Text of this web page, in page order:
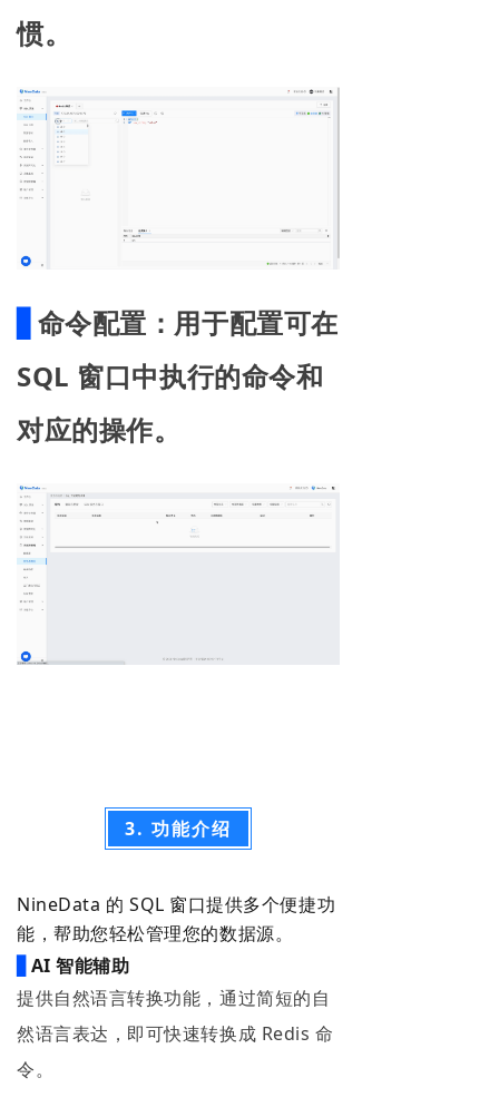
惯。
命令配置： 用于配置可在
SQL 窗口中执行的命令和
对应的操作。
3. 功能介绍
NineData 的 SQL 窗口提供多个便捷功
能，帮助您轻松管理您的数据源。
AI 智能辅助
提供自然语言转换功能，通过简短的自
然语言表达，即可快速转换成 Redis 命
令。